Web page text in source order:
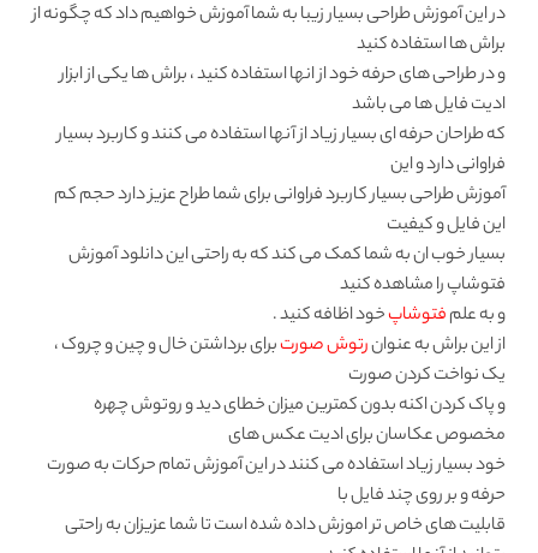
در اینآموزش طراحیبسیار زیبا به شما آموزش خواهیم داد که چگونه از
براش ها استفاده کنید
و در طراحی های حرفه خود از انها استفاده کنید ، براش ها یکی از ابزار
ادیت فایل ها می باشد
که طراحان حرفه ای بسیار زیاد از آنها استفاده می کنند و کاربرد بسیار
فراوانی دارد و این
آموزش طراحی بسیار کاربرد فراوانی برای شما طراح عزیز دارد حجم کم
این فایل و کیفیت
بسیار خوب ان به شما کمک می کند که به راحتی ایندانلود آموزش
فتوشاپرا مشاهده کنید
و به علمفتوشاپخود اظافه کنید .
از این براش به عنوانرتوش صورتبرای برداشتن خال و چین و چروک ،
یک نواخت کردن صورت
و پاک کردن اکنه بدون کمترین میزان خطای دید و روتوش چهره
مخصوص عکاسان برای ادیت عکس های
خود بسیار زیاد استفاده می کنند در این آموزش تمام حرکات به صورت
حرفه و بر روی چند فایل با
قابلیت های خاص تر اموزش داده شده است تا شما عزیزان به راحتی